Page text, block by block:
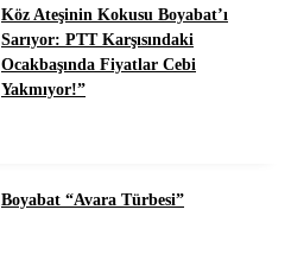
Köz Ateşinin Kokusu Boyabat’ı
Sarıyor: PTT Karşısındaki
Ocakbaşında Fiyatlar Cebi
Yakmıyor!”
Boyabat “Avara Türbesi”